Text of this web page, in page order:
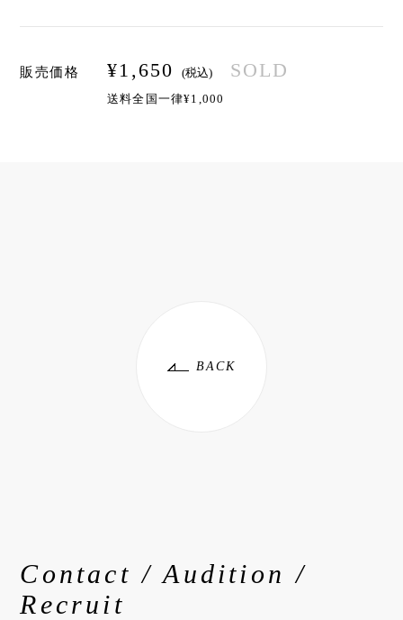
販売価格 ¥1,650 (税込) SOLD
送料全国一律¥1,000
BACK
Contact / Audition /
Recruit